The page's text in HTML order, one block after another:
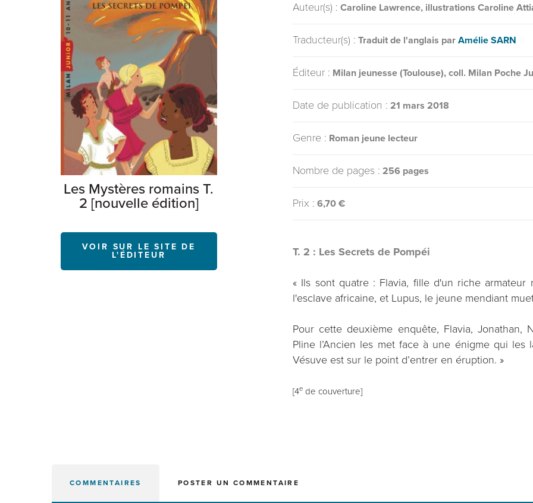
Les Mystères romains T.
2 [nouvelle édition]
VOIR SUR LE SITE DE
L'ÉDITEUR
Auteur(s) : Caroline Lawrence, illustrations Caroline
Traducteur(s) : Traduit de l'anglais par Amélie SARN
Éditeur : Milan jeunesse (Toulouse), coll. Milan Poche
Date de publication : 21 mars 2018
Genre : Roman jeune lecteur
Nombre de pages : 256 pages
Prix : 6,70 €
T. 2 : Les Secrets de Pompéi
« Ils sont quatre : Flavia, fille d'un riche armateur
l'esclave africaine, et Lupus, le jeune mendiant
Pour cette deuxième enquête, Flavia,
Pline l’Ancien les met face à une énigme qui
Vésuve est sur le point d’entrer en éruption. »
[4e de couverture]
COMMENTAIRES POSTER UN COMMENTAIRE